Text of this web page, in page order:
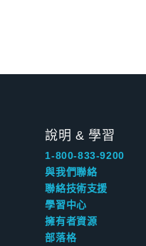
說明 & 學習
1-800-833-9200
與我們聯絡
聯絡技術支援
學習中心
擁有者資源
部落格